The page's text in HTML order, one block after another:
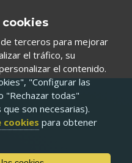
terceros para mejorar
el tráfico, su
el contenido.
"Configurar las
"Rechazar todas"
son necesarias).
cookies para obtener